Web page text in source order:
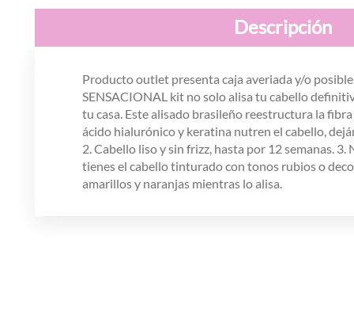
Descripción
Producto outlet presenta caja averiada y/o
SENSACIONAL kit no solo alisa tu cabello
tu casa. Este alisado brasileño reestructura la
ácido hialurónico y keratina nutren el cabello,
2. Cabello liso y sin frizz, hasta por 12 semanas.
tienes el cabello tinturado con tonos rubios o
amarillos y naranjas mientras lo alisa.